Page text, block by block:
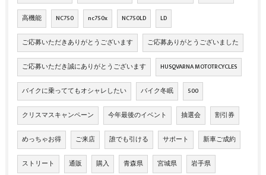
高機能 NC750 nc750x NC750LD LD
ご応募いただきありがとうございます ご応募ありがとうございました
ご応募いただき誠にありがとうございます HUSQVARNA MOTOTRCYCLES
バイクに乗っててもオシャレしたい バイク冬眠 500
クリスマスキャンペーン 今年最後のイベント 抽選会 割引券
めっちゃお得 ご来店 誰でも引ける サポート 新車ご成約
ストリート 通販 購入 青森県 宮城県 岩手県